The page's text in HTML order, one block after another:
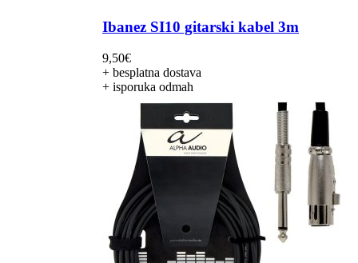
Ibanez SI10 gitarski kabel 3m
9,50€
+ besplatna dostava
+ isporuka odmah